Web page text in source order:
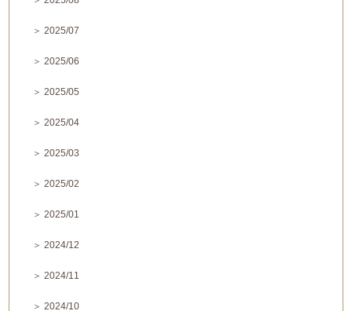
＞ 2025/07
＞ 2025/06
＞ 2025/05
＞ 2025/04
＞ 2025/03
＞ 2025/02
＞ 2025/01
＞ 2024/12
＞ 2024/11
＞ 2024/10